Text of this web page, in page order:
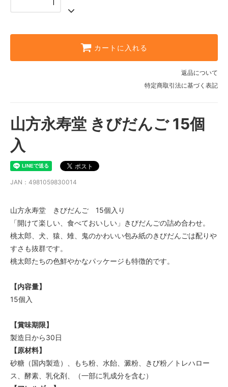
カートに入れる
返品について
特定商取引法に基づく表記
山方永寿堂 きびだんご 15個
入
JAN：4981059830014
山方永寿堂 きびだんご 15個入り
「開けて楽しい、食べておいしい」きびだんごの詰め合わせ。
桃太郎、犬、猿、雉、鬼のかわいい包み紙のきびだんごは配りや
すさも抜群です。
桃太郎たちの色鮮やかなパッケージも特徴的です。
【内容量】
15個入
【賞味期限】
製造日から30日
【原材料】
砂糖（国内製造）、もち粉、水飴、澱粉、きび粉／トレハロー
ス、酵素、乳化剤、（一部に乳成分を含む）